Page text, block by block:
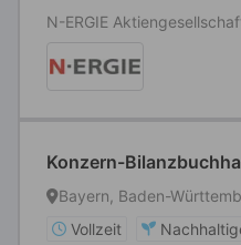
N-ERGIE
Konzern-
Bayern, Baden-
Vollzeit